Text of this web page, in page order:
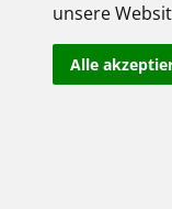
unsere
Alle